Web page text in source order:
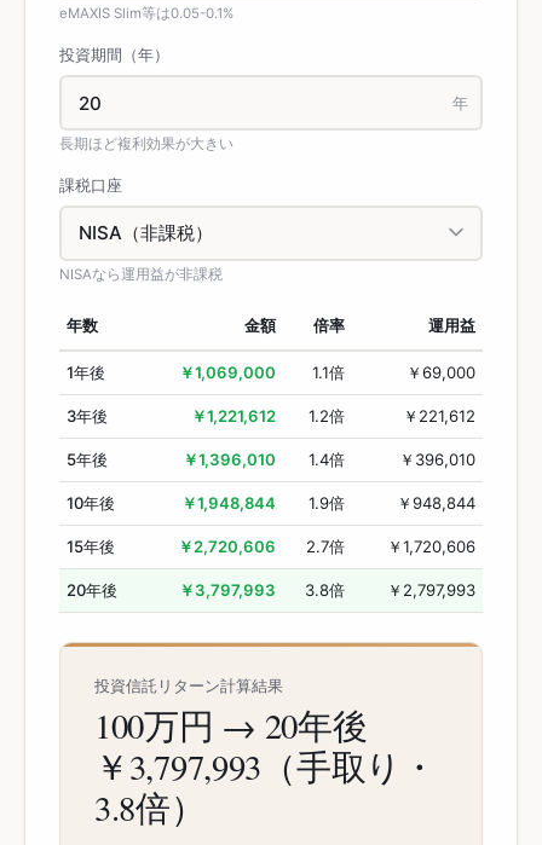
eMAXIS Slim等は0.05-0.1%
投資期間（年）
年
長期ほど複利効果が大きい
課税口座
NISAなら運用益が非課税
年数 金額 倍率 運用益
1年後 ￥1,069,000 1.1倍 ￥69,000
3年後 ￥1,221,612 1.2倍 ￥221,612
5年後 ￥1,396,010 1.4倍 ￥396,010
10年後 ￥1,948,844 1.9倍 ￥948,844
15年後 ￥2,720,606 2.7倍 ￥1,720,606
20年後 ￥3,797,993 3.8倍 ￥2,797,993
投資信託リターン計算結果
100万円 → 20年後
￥3,797,993（手取り・
3.8倍）